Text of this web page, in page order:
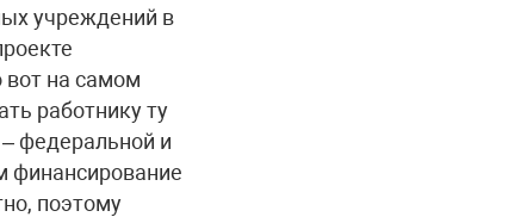
учреждений в
вот на самом
работнику ту
федеральной и
финансирование
поэтому